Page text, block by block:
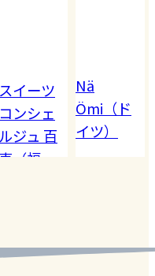
Nä
Ömi（ド
イツ）
ッシ
Akiko（愛
知）